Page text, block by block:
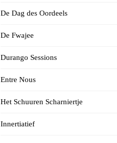
De Dag des Oordeels
De Fwajee
Durango Sessions
Entre Nous
Het Schuuren Scharniertje
Innertiatief